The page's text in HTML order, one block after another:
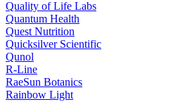
Quality of Life Labs
Quantum Health
Quest Nutrition
Quicksilver Scientific
Qunol
R-Line
RaeSun Botanics
Rainbow Light